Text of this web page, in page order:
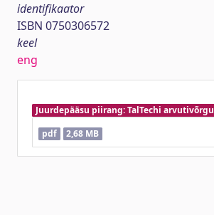
identifikaator
ISBN 0750306572
keel
eng
Juurdepääsu piirang: TalTechi
pdf
2,68 MB